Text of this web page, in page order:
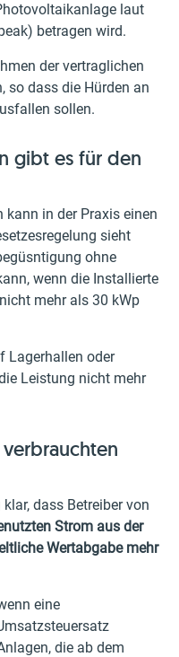
laut
betragen wird.
der vertraglichen
so dass die Hürden an
sollen.
gibt es für den
kann in der Praxis einen
sieht
ohne
wenn die Installierte
mehr als 30 kWp
Lagerhallen oder
Leistung nicht mehr
dass Betreiber von
Strom aus der
Wertabgabe mehr
eine
die ab dem